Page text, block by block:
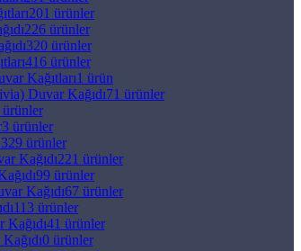
201 ürünler
226 ürünler
320 ürünler
416 ürünler
Kağıtları1 ürün
Duvar Kağıdı71 ürünler
ürünler
3 ürünler
ürünler
Kağıdı221 ürünler
99 ürünler
Kağıdı67 ürünler
113 ürünler
41 ürünler
0 ürünler